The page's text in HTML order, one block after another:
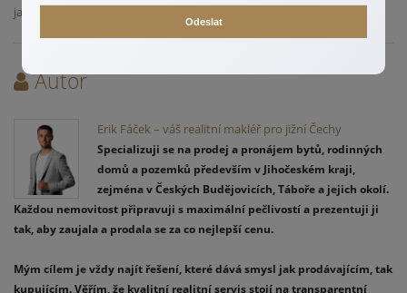
jakýmkoliv realitním dotazem.
Autor
Erik Fáček – váš realitní makléř pro jižní Čechy
Specializuji se na prodej a pronájem bytů, rodinných
domů a pozemků především v Jihočeském kraji,
zejména v Českých Budějovicích, Táboře a jejich okolí.
Každou nemovitost připravuji s maximální pečlivostí a prezentuji ji
tak, aby zaujala a prodala se za co nejlepší cenu.
Mým cílem je vždy najít řešení, které dává smysl jak prodávajícím, tak
kupujícím. Věřím, že kvalitní realitní servis stojí na transparentní
Odeslat